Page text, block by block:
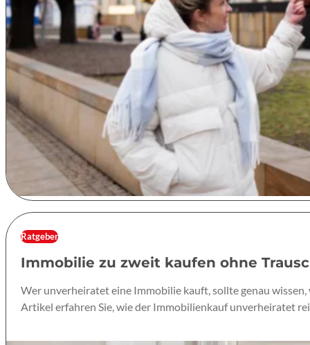
Ratgeber
Immobilie zu zweit kaufen ohne
Wer unverheiratet eine Immobilie kauft, sollte genau
Artikel erfahren Sie, wie der Immobilienkauf unverheiratet